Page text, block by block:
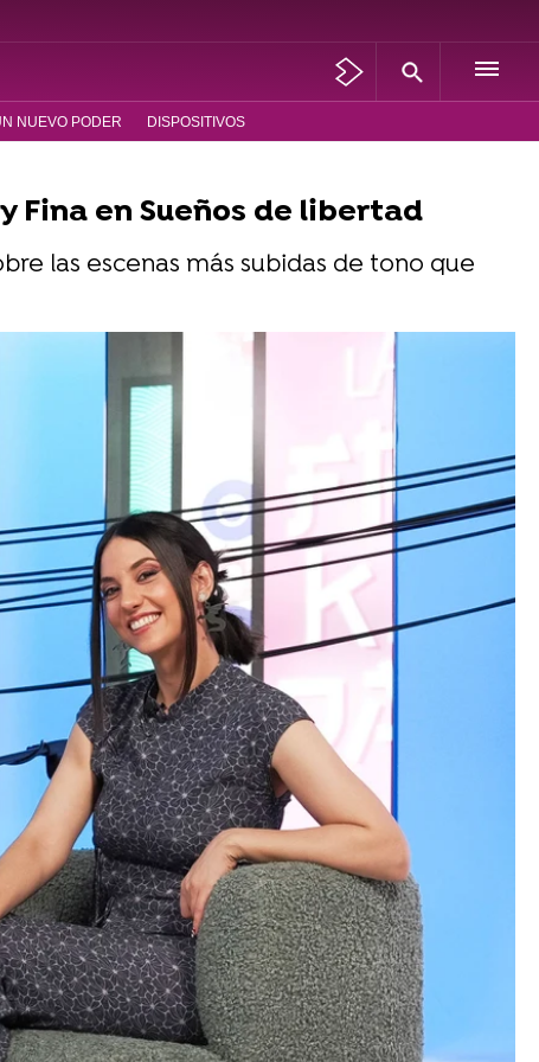
NUEVO PODER DISPOSITIVOS
Fina en Sueños de libertad
las escenas más subidas de tono que